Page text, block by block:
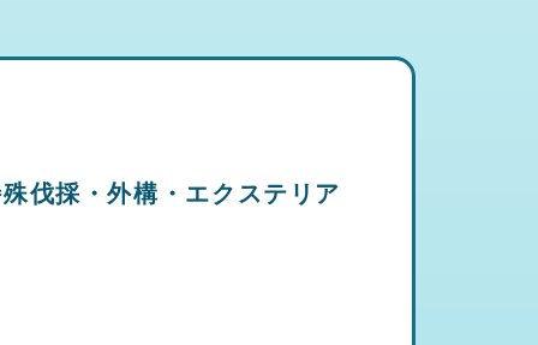
伐採・外構・エクステリア